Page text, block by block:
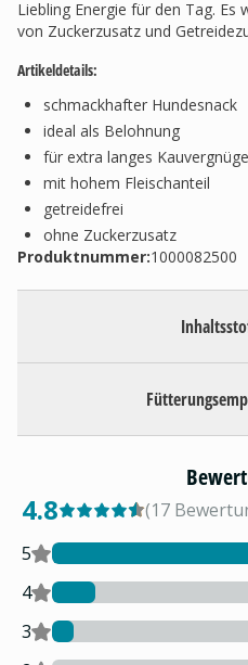
Liebling Energie für den Tag. Es
von Zuckerzusatz und
Artikeldetails:
schmackhafter Hundesnack
ideal als Belohnung
für extra langes
mit hohem Fleischanteil
getreidefrei
ohne Zuckerzusatz
Produktnummer:1000082500
4.8 (17
5
4
3